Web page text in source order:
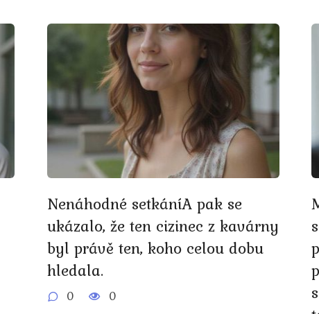
Nenáhodné setkáníA pak se
ukázalo, že ten cizinec z kavárny
byl právě ten, koho celou dobu
hledala.
0 0